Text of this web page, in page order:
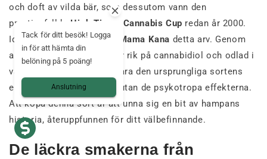
och doft av vilda bär, som dessutom vann den
prestigefyllda High Times Cannabis Cup redan år 2000.
Idag fortsätterBlueberry Mama Kana detta arv. Genom
att välja en version som är rik på cannabidiol och odlad i
växthus har vi lyckats bevara den ursprungliga sortens
exceptionella aromprofil, utan de psykotropa effekterna.
Att köpa denna sort är att unna sig en bit av hampans
historia, återuppfunnen för ditt välbefinnande.
De läckra smakerna från
Tack för ditt besök! Logga
in för att hämta din
belöning på 5 poäng!
Anslutning